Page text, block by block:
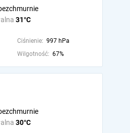
31°C
Ciśnienie: 997 hPa
Wilgotność: 67%
30°C